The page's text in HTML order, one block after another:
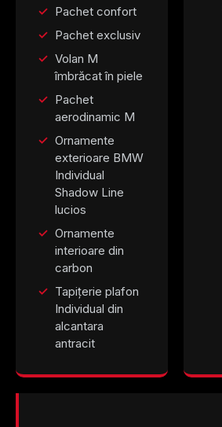
Pachet confort
Pachet exclusiv
Volan M
îmbrăcat în piele
Pachet
aerodinamic M
Ornamente
exterioare BMW
Individual
Shadow Line
lucios
Ornamente
interioare din
carbon
Tapițerie plafon
Individual din
alcantara
antracit